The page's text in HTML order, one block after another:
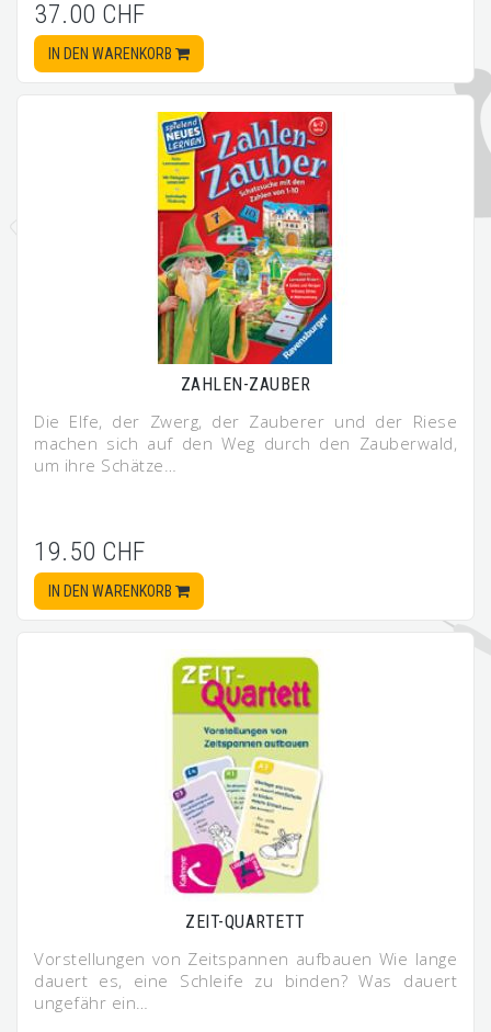
37.00 CHF
IN DEN WARENKORB
ZAHLEN-ZAUBER
Die Elfe, der Zwerg, der Zauberer und der Riese
machen sich auf den Weg durch den Zauberwald,
um ihre Schätze…
19.50 CHF
IN DEN WARENKORB
ZEIT-QUARTETT
Vorstellungen von Zeitspannen aufbauen Wie lange
dauert es, eine Schleife zu binden? Was dauert
ungefähr ein…